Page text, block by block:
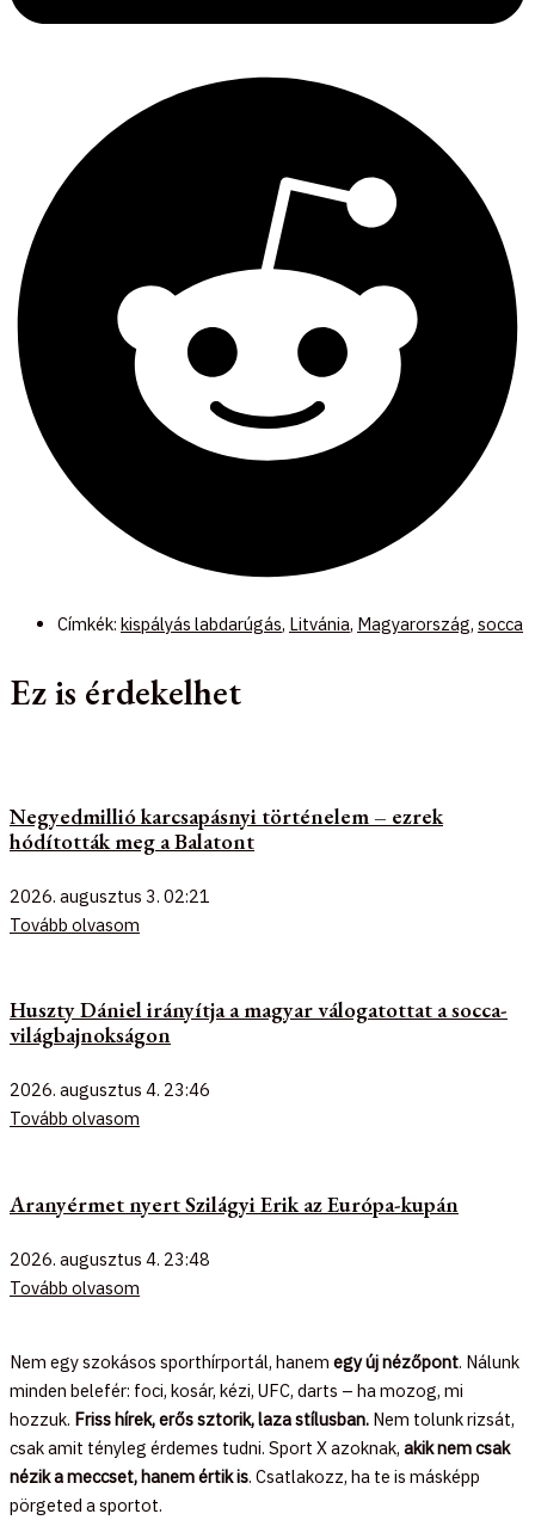
Címkék: kispályás labdarúgás, Litvánia, Magyarország, socca
Ez is érdekelhet
Negyedmillió karcsapásnyi történelem – ezrek
hódították meg a Balatont
2026. augusztus 3. 02:21
Tovább olvasom
Huszty Dániel irányítja a magyar válogatottat a socca-
világbajnokságon
2026. augusztus 4. 23:46
Tovább olvasom
Aranyérmet nyert Szilágyi Erik az Európa-kupán
2026. augusztus 4. 23:48
Tovább olvasom
Nem egy szokásos sporthírportál, hanem egy új nézőpont. Nálunk
minden belefér: foci, kosár, kézi, UFC, darts – ha mozog, mi
hozzuk. Friss hírek, erős sztorik, laza stílusban. Nem tolunk rizsát,
csak amit tényleg érdemes tudni. Sport X azoknak, akik nem csak
nézik a meccset, hanem értik is. Csatlakozz, ha te is másképp
pörgeted a sportot.